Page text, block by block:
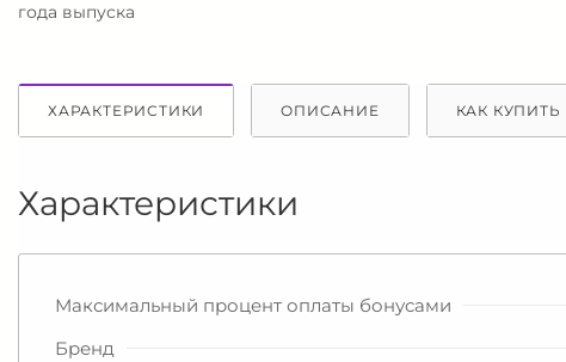
года выпуска
ХАРАКТЕРИСТИКИ ОПИСАНИЕ КАК КУПИТЬ
Характеристики
Максимальный процент оплаты бонусами
Бренд